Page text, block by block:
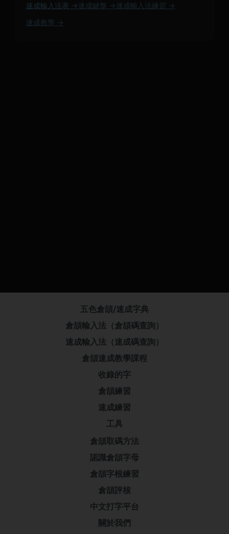
速成輸入法表 → 速成鍵盤 → 速成輸入法練習 →
速成教學 →
五色倉頡/速成字典
倉頡輸入法（倉頡碼查詢）
速成輸入法（速成碼查詢）
倉頡速成教學課程
收錄的字
倉頡練習
速成練習
工具
倉頡取碼方法
認識倉頡字母
倉頡字根練習
倉頡評核
中文打字平台
關於我們